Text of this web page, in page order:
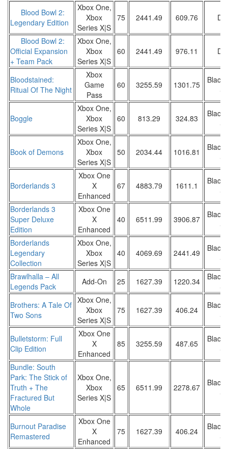
Blood Bowl 2:
Legendary Edition
Xbox One,
Xbox
Series X|S
75 2441.49 609.76
Blood Bowl 2:
Official Expansion
+ Team Pack
Xbox One,
Xbox
Series X|S
60 2441.49 976.11
Bloodstained:
Ritual Of The Night
Xbox
Game
Pass
60 3255.59 1301.75
Black
Boggle
Xbox One,
Xbox
Series X|S
60 813.29 324.83
Black
Book of Demons
Xbox One,
Xbox
Series X|S
50 2034.44 1016.81
Black
Borderlands 3
Xbox One
X
Enhanced
67 4883.79 1611.1
Black
Borderlands 3
Super Deluxe
Edition
Xbox One
X
Enhanced
40 6511.99 3906.87
Black
Borderlands
Legendary
Collection
Xbox One,
Xbox
Series X|S
40 4069.69 2441.49
Black
Brawlhalla – All
Legends Pack
Add-On 25 1627.39 1220.34
Black
Brothers: A Tale Of
Two Sons
Xbox One,
Xbox
Series X|S
75 1627.39 406.24
Black
Bulletstorm: Full
Clip Edition
Xbox One
X
Enhanced
85 3255.59 487.65
Black
Bundle: South
Park: The Stick of
Truth + The
Fractured But
Whole
Xbox One,
Xbox
Series X|S
65 6511.99 2278.67
Black
Burnout Paradise
Remastered
Xbox One
X
Enhanced
75 1627.39 406.24
Black